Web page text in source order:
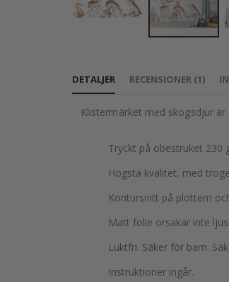
början
bildgalleriet
DETALJER
Klistermärket med skogsdjur
Tryckt på obestruket 230
Högsta kvalitet, med
Kontursnitt på plottern
Matt folie orsakar inte
Luktfri. Säker för barn.
Instruktioner ingår.
RECENSIONER (1)